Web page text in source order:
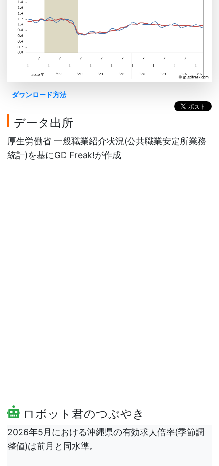
ダウンロード方法
データ出所
厚生労働省 一般職業紹介状況(公共職業安定所業務
統計)を基にGD Freak!が作成
ロボット君のつぶやき
2026年5月における沖縄県の有効求人倍率(季節調
整値)は前月と同水準。